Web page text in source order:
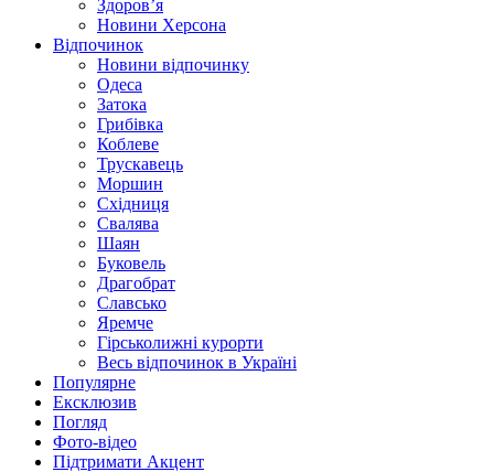
Здоров’я
Новини Херсона
Відпочинок
Новини відпочинку
Одеса
Затока
Грибівка
Коблеве
Трускавець
Моршин
Східниця
Свалява
Шаян
Буковель
Драгобрат
Славсько
Яремче
Гірськолижні курорти
Весь відпочинок в Україні
Популярне
Ексклюзив
Погляд
Фото-відео
Підтримати Акцент